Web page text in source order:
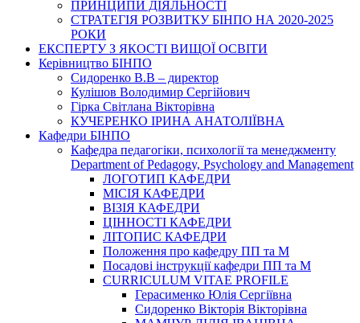
ПРИНЦИПИ ДІЯЛЬНОСТІ
СТРАТЕГІЯ РОЗВИТКУ БІНПО НА 2020-2025
РОКИ
ЕКСПЕРТУ З ЯКОСТІ ВИЩОЇ ОСВІТИ
Керівництво БІНПО
Сидоренко В.В – директор
Кулішов Володимир Сергійович
Гірка Світлана Вікторівна
КУЧЕРЕНКО ІРИНА АНАТОЛІЇВНА
Кафедри БІНПО
Кафедра педагогіки, психології та менеджменту
Department of Pedagogy, Psychology and Management
ЛОГОТИП КАФЕДРИ
МІСІЯ КАФЕДРИ
ВІЗІЯ КАФЕДРИ
ЦІННОСТІ КАФЕДРИ
ЛІТОПИС КАФЕДРИ
Положення про кафедру ПП та М
Посадові інструкції кафедри ПП та М
CURRICULUM VITAE PROFILE
Герасименко Юлія Сергіївна
Сидоренко Вікторія Вікторівна